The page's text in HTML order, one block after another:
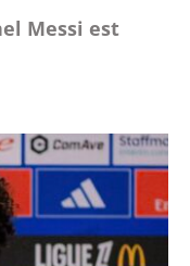
Messi est